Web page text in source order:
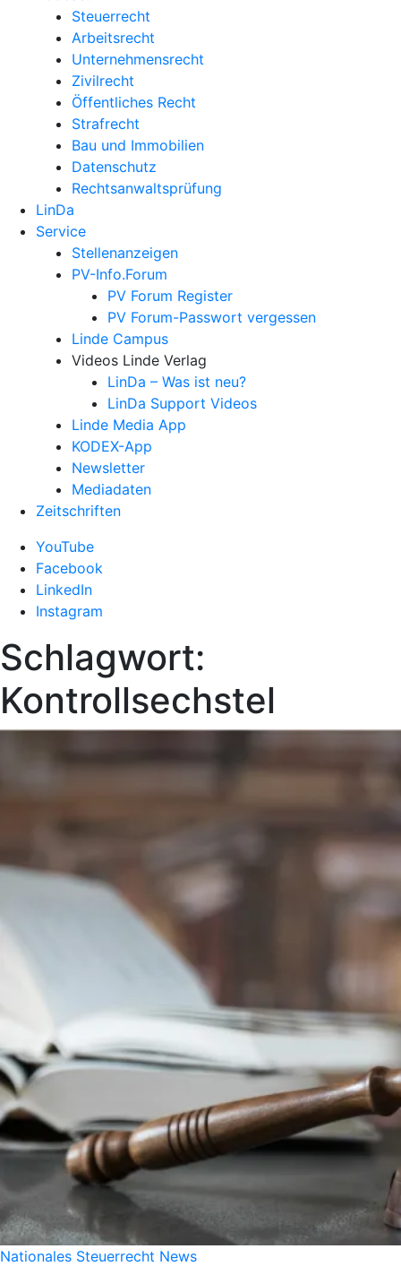
Steuerrecht
Arbeitsrecht
Unternehmens­recht
Zivilrecht
Öffentliches Recht
Strafrecht
Bau und Immobilien
Datenschutz
Rechtsanwalts­prüfung
LinDa
Service
Stellenanzeigen
PV-Info.Forum
PV Forum Register
PV Forum-Passwort vergessen
Linde Campus
Videos Linde Verlag
LinDa – Was ist neu?
LinDa Support Videos
Linde Media App
KODEX-App
Newsletter
Mediadaten
Zeitschriften
YouTube
Facebook
LinkedIn
Instagram
Schlagwort:
Kontrollsechstel
Nationales Steuerrecht News